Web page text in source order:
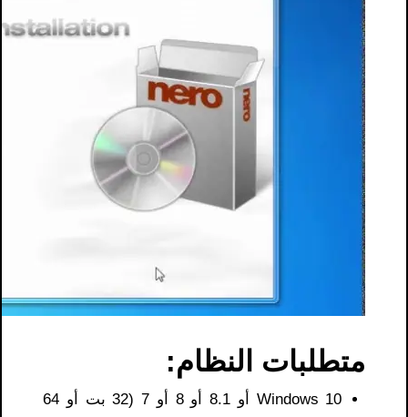
متطلبات النظام:
Windows 10 أو 8.1 أو 8 أو 7 (32 بت أو 64